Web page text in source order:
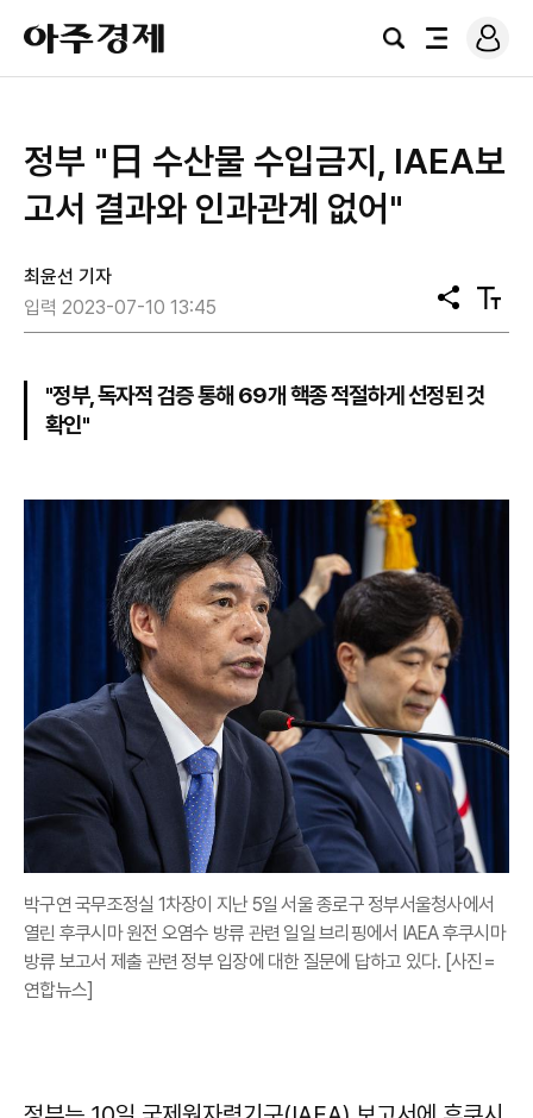
아
주
경
검
전
로
그
정부 "日 수산물 수입금지, IAEA보
고서 결과와 인과관계 없어"
최윤선 기자
입력 2023-07-10 13:45
공
유
텍
스
"정부, 독자적 검증 통해 69개 핵종 적절하게 선정된 것
확인"
박구연 국무조정실 1차장이 지난 5일 서울 종로구 정부서울청사에서
열린 후쿠시마 원전 오염수 방류 관련 일일 브리핑에서 IAEA 후쿠시마
방류 보고서 제출 관련 정부 입장에 대한 질문에 답하고 있다. [사진=
연합뉴스]